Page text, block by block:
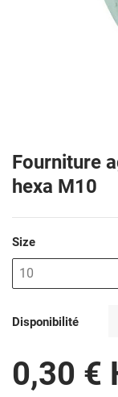
Fourniture
hexa M10
Size
Disponibilité
0,30 €